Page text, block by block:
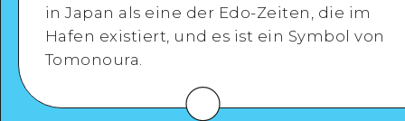
Detaillierte Ansicht
in Japan als eine der Edo-Zeiten, die im
Hafen existiert, und es ist ein Symbol von
Tomonoura.